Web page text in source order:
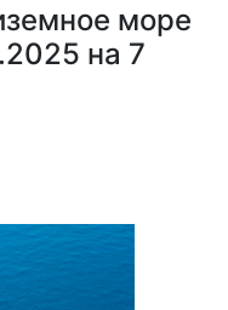
море
на 7